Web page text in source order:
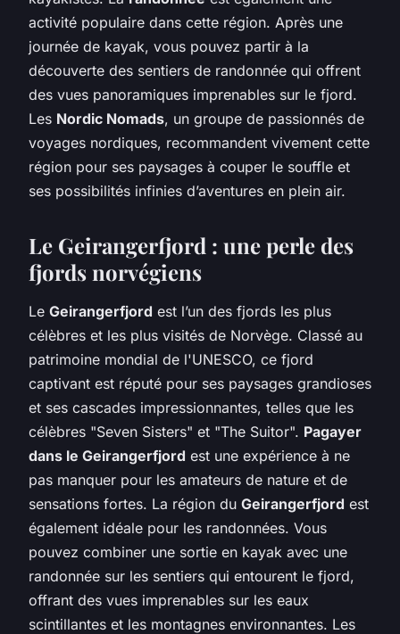
activité populaire dans cette région. Après une
journée de kayak, vous pouvez partir à la
découverte des sentiers de randonnée qui offrent
des vues panoramiques imprenables sur le fjord.
Les Nordic Nomads, un groupe de passionnés de
voyages nordiques, recommandent vivement cette
région pour ses paysages à couper le souffle et
ses possibilités infinies d’aventures en plein air.
Le Geirangerfjord : une perle des
fjords norvégiens
Le Geirangerfjord est l’un des fjords les plus
célèbres et les plus visités de Norvège. Classé au
patrimoine mondial de l'UNESCO, ce fjord
captivant est réputé pour ses paysages grandioses
et ses cascades impressionnantes, telles que les
célèbres "Seven Sisters" et "The Suitor". Pagayer
dans le Geirangerfjord est une expérience à ne
pas manquer pour les amateurs de nature et de
sensations fortes. La région du Geirangerfjord est
également idéale pour les randonnées. Vous
pouvez combiner une sortie en kayak avec une
randonnée sur les sentiers qui entourent le fjord,
offrant des vues imprenables sur les eaux
scintillantes et les montagnes environnantes. Les